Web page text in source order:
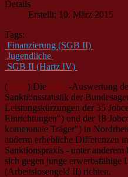
Details
Erstellt: 10. März 2015
Tags:
Finanzierung (SGB II)
Jugendliche
SGB II (Hartz IV)
(BIAJ) Die BIAJ-Auswertung
Sanktionsstatistik der
Leistungskürzungen der 35
Einrichtungen") und der 18
kommunale Träger") in
anderm erhebliche Differenzen
Sanktionspraxis - unter
sich gegen junge erwerbsfähige
(Arbeitslosengeld II) richten.